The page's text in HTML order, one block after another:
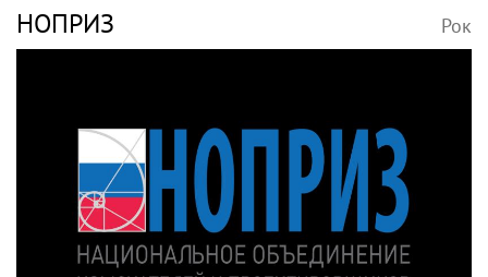
НОПРИЗ Рок